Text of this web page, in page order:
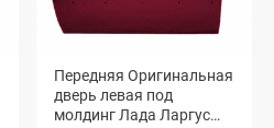
Передняя Оригинальная
дверь левая под
молдинг Лада Ларгус